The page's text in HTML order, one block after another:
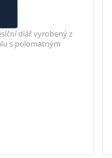
diář vyrobený z
s polomatným